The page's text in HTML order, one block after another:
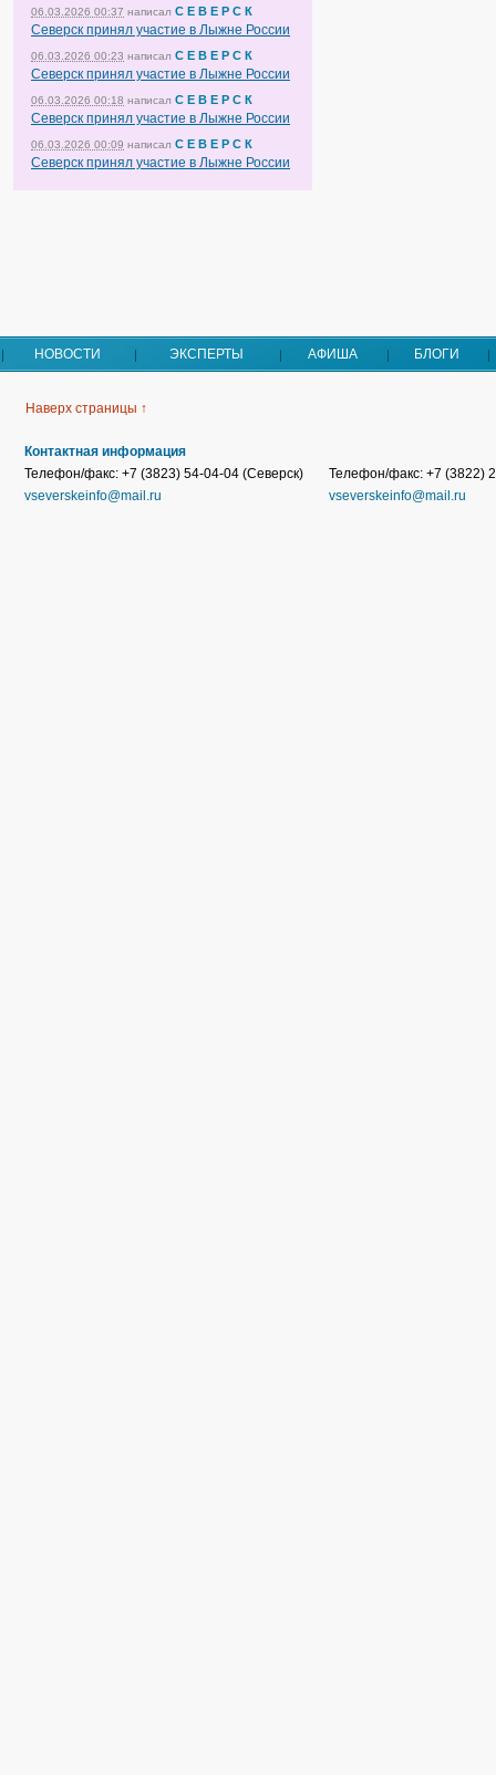
06.03.2026 00:37 написал С Е В Е Р С К
Северск принял участие в Лыжне России
06.03.2026 00:23 написал С Е В Е Р С К
Северск принял участие в Лыжне России
06.03.2026 00:18 написал С Е В Е Р С К
Северск принял участие в Лыжне России
06.03.2026 00:09 написал С Е В Е Р С К
Северск принял участие в Лыжне России
НОВОСТИ ЭКСПЕРТЫ АФИША БЛОГИ
Наверх страницы ↑
Контактная информация
Телефон/факс: +7 (3823) 54-04-04 (Северск)
vseverskeinfo@mail.ru
Телефон/факс: +7 (3822)
vseverskeinfo@mail.ru